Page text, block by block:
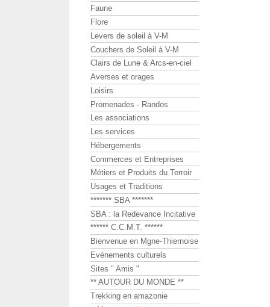
Faune
Flore
Levers de soleil à V-M
Couchers de Soleil à V-M
Clairs de Lune & Arcs-en-ciel
Averses et orages
Loisirs
Promenades - Randos
Les associations
Les services
Hébergements
Commerces et Entreprises
Métiers et Produits du Terroir
Usages et Traditions
******* SBA *******
SBA : la Redevance Incitative
****** C.C.M.T. ******
Bienvenue en Mgne-Thiernoise
Evénements culturels
Sites " Amis "
** AUTOUR DU MONDE **
Trekking en amazonie